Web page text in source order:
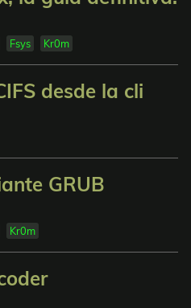
Fsys Kr0m
desde la cli
GRUB
Kr0m